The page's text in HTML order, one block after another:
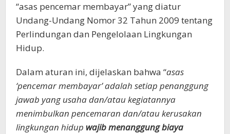
“asas pencemar membayar” yang diatur
Undang-Undang Nomor 32 Tahun 2009 tentang
Perlindungan dan Pengelolaan Lingkungan
Hidup.
Dalam aturan ini, dijelaskan bahwa “asas
‘pencemar membayar’ adalah setiap penanggung
jawab yang usaha dan/atau kegiatannya
menimbulkan pencemaran dan/atau kerusakan
lingkungan hidup wajib menanggung biaya